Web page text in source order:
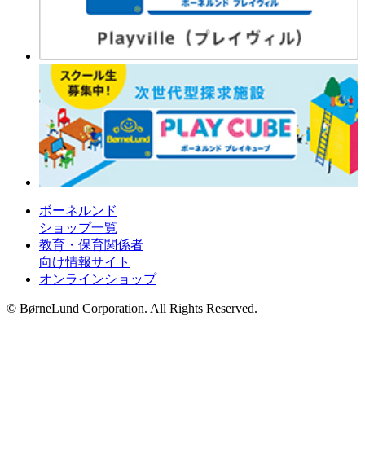
ボーネルンド
ショップ一覧
教育・保育関係者
向け情報サイト
オンラインショップ
© BørneLund Corporation. All Rights Reserved.